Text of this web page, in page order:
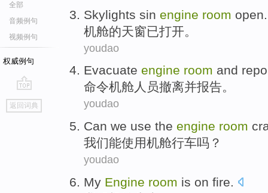
全部
音频例句
视频例句
权威例句
go
top
返回词典
Skylights sin engine room open
机舱的天窗已打开。
youdao
Evacuate engine room and
命令机舱人员撤离并报告。
youdao
Can we use the engine room
我们能使用机舱行车吗？
youdao
My Engine room is on fire.